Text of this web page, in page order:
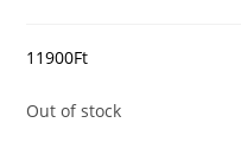
11900Ft
Out of stock